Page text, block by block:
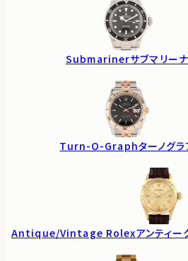
Submarinerサブマリーナ
Turn-O-Graphターノグラ
Antique/Vintage Rolexアンティー